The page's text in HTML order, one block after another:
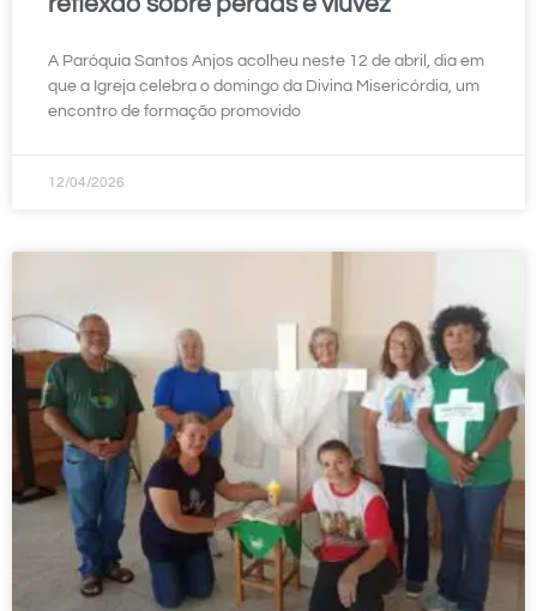
A Paróquia Santos Anjos acolheu neste 12 de abril, dia em
que a Igreja celebra o domingo da Divina Misericórdia, um
encontro de formação promovido
12/04/2026